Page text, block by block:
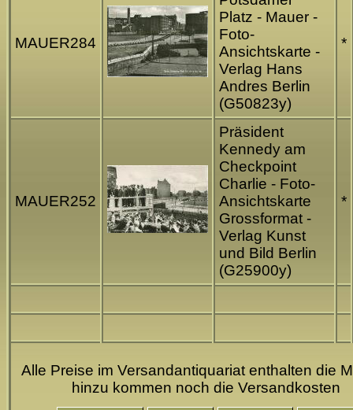
MAUER284
Platz - Mauer -
Foto-
Ansichtskarte -
Verlag Hans
Andres Berlin
(G50823y)
*
MAUER252
Präsident
Kennedy am
Checkpoint
Charlie - Foto-
Ansichtskarte
Grossformat -
Verlag Kunst
und Bild Berlin
(G25900y)
*
Alle Preise im Versandantiquariat enthalten die
hinzu kommen noch die Versandkosten